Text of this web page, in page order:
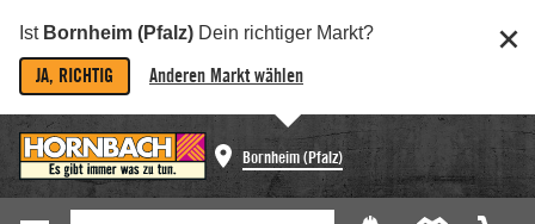
Ist Bornheim (Pfalz) Dein richtiger Markt?
JA, RICHTIG Anderen Markt wählen
Bornheim (Pfalz)